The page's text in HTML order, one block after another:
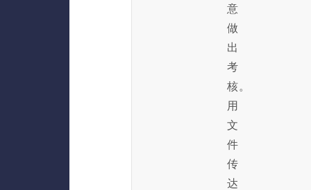
意
做
出
考
核。
用
文
件
传
达